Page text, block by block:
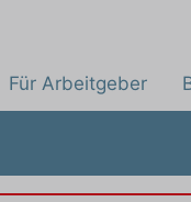
Für Arbeitgeber